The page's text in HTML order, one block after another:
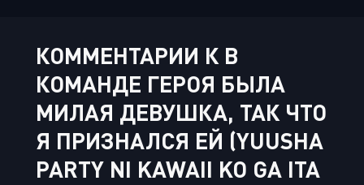
КОММЕНТАРИИ К В
КОМАНДЕ ГЕРОЯ БЫЛА
МИЛАЯ ДЕВУШКА, ТАК ЧТО
Я ПРИЗНАЛСЯ ЕЙ (YUUSHA
PARTY NI KAWAII KO GA ITA